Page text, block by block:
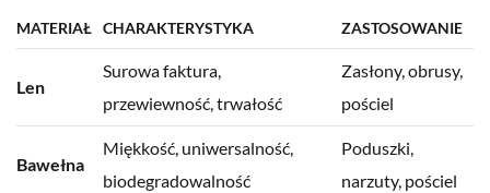
MATERIAŁ CHARAKTERYSTYKA ZASTOSOWANIE
Len
Surowa faktura,
przewiewność, trwałość
Zasłony, obrusy,
pościel
Bawełna
Miękkość, uniwersalność,
biodegradowalność
Poduszki,
narzuty, pościel